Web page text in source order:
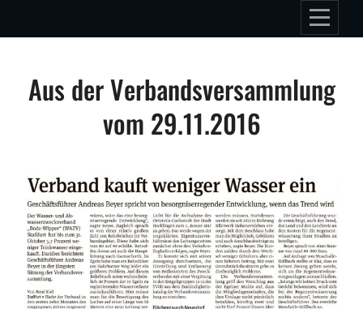
to
Aus der Verbandsversammlung
vom 29.11.2016
Beitragsnavigation